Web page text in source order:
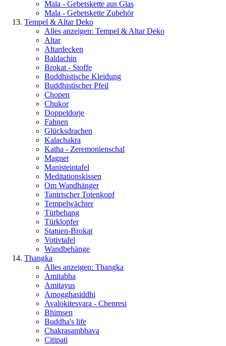
Mala - Gebetskette aus Glas
Mala - Gebetskette Zubehör
Tempel & Altar Deko
Alles anzeigen: Tempel & Altar Deko
Altar
Altardecken
Baldachin
Brokat - Stoffe
Buddhistische Kleidung
Buddhistischer Pfeil
Chopen
Chukor
Doppeldorje
Fahnen
Glücksdrachen
Kalachakra
Katha - Zeremonienschal
Magnet
Manisteintafel
Meditationskissen
Om Wandhänger
Tantrischer Totenkopf
Tempelwächter
Türbehang
Türklopfer
Statuen-Brokat
Votivtafel
Wandbehänge
Thangka
Alles anzeigen: Thangka
Amitabha
Amitayus
Amogghasiddhi
Avalokitesvara - Chenresi
Bhimsen
Buddha's life
Chakrasambhava
Citipati